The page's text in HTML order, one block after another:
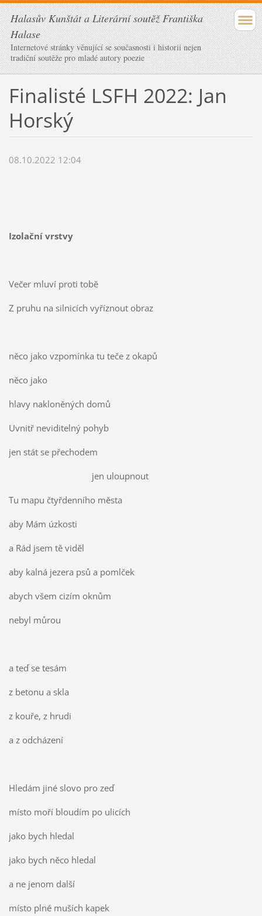
Halasův Kunštát a Literární soutěž Františka
Halase
Internetové stránky věnující se současnosti i historii nejen
tradiční soutěže pro mladé autory poezie
Finalisté LSFH 2022: Jan
Horský
08.10.2022 12:04
Izolační vrstvy
Večer mluví proti tobě
Z pruhu na silnicích vyříznout obraz
něco jako vzpomínka tu teče z okapů
něco jako
hlavy nakloněných domů
Uvnitř neviditelný pohyb
jen stát se přechodem
jen uloupnout
Tu mapu čtyřdenního města
aby Mám úzkosti
a Rád jsem tě viděl
aby kalná jezera psů a pomlček
abych všem cizím oknům
nebyl můrou
a teď se tesám
z betonu a skla
z kouře, z hrudi
a z odcházení
Hledám jiné slovo pro zeď
místo moří bloudím po ulicích
jako bych hledal
jako bych něco hledal
a ne jenom další
místo plné muších kapek